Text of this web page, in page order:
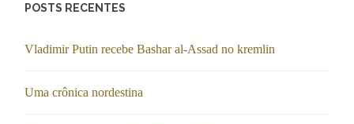
POSTS RECENTES
Vladimir Putin recebe Bashar al-Assad no kremlin
Uma crônica nordestina